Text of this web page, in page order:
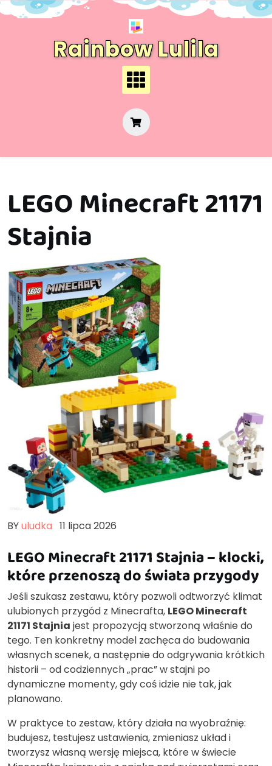
Skip
Rainbow Lulila
LEGO Minecraft 21171
Stajnia
BYuludka 11 lipca 2026
LEGO Minecraft 21171 Stajnia – klocki,
które przenoszą do świata przygody
Jeśli szukasz zestawu, który pozwoli odtworzyć klimat
ulubionych przygód z Minecrafta, LEGO Minecraft
21171 Stajnia jest propozycją stworzoną właśnie do
tego. Ten konkretny model zachęca do budowania
własnych scenek, a następnie do odgrywania krótkich
historii – od codziennych „prac” w stajni po
dynamiczne momenty, gdy coś idzie nie tak, jak
planowano.
W praktyce to zestaw, który działa na wyobraźnię:
budujesz, testujesz ustawienia, zmieniasz układ i
tworzysz własną wersję miejsca, które w świecie